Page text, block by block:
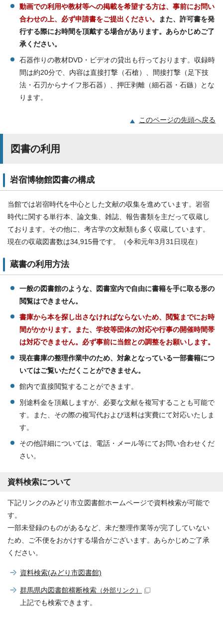
動画での利用や教材等への掲載を希望する方は、事前にお問い
合わせの上、必ず申請書をご提出ください。
また、許可書を発
行する際にお時間を頂戴する場合があります。あらかじめご了
承ください。
石器作りの教材DVD・ビデオの貸出も行っております。収録時
間は約20分で、内容は直接打撃（石槍）、間接打撃（足下技
法・石刃からナイフ形石器）、押圧剥離（細石器・石鏃）とな
ります。
このページの先頭へ戻る
図書の利用
岩宿博物館図書の構成
当館では岩宿時代を中心とした文献の収集を進めています。岩宿
時代に関する単行本、論文集、雑誌、報告書類を主だって収蔵し
ております。その他に、考古学の文献類も多く収蔵しています。
現在の収蔵図書数は34,915冊です。（令和元年3月31日現在）
蔵書の利用方法
一般の図書館のような、図書室内で自由に書籍を手に取る形の
閲覧はできません。
書庫から本を探し出さなければならないため、閲覧までにお時
間がかかります。また、学校等団体の対応や行事の開催時間帯
は対応できません。必ず事前に当館との調整をお願いします。
現在書庫の整理作業中のため、対象となっている一部書籍につ
いてはご覧いただくことができません。
館内で直接閲覧することができます。
別途料金を頂戴しますが、必要な文献を複写することも可能で
す。また、その際の複写代および送料は実費にて対応いたしま
す。
その他詳細については、電話・メール等にてお問い合わせくだ
さい。
資料検索について
下記リンクのみどり市立図書館ホームページで資料検索が可能で
す。
一部未登録のものがあるなど、未だ整理作業等が完了していない
ため、ご不便をおかけする場合がございます。あらかじめご了承
ください。
資料検索(みどり市図書館)
群馬県内図書館横断検索 （外部リンク）
上記でも検索できます。